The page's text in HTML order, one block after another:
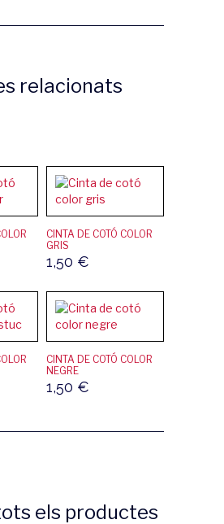
relacionats
CINTA DE COTÓ COLOR
GRIS
1,50 €
CINTA DE COTÓ COLOR
NEGRE
1,50 €
els productes